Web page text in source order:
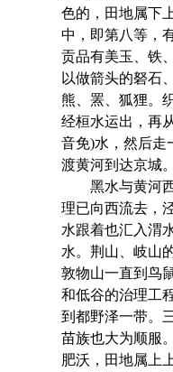
色的，田地属下
中，即第八等，
贡品有美玉、铁
以做箭头的砮石
熊、罴、狐狸。
经桓水运出，再
音免)水，然后走
渡黄河到达京城。
黑水与黄河西
理已向西流去，
水跟着也汇入渭
水。荆山、岐山
敦物山一直到鸟
和低谷的治理工
到都野泽一带。
苗族也大为顺服
肥沃，田地属上